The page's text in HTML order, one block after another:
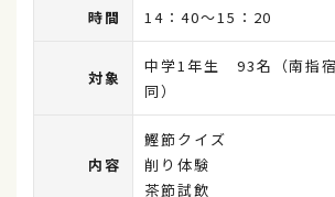
時間 14：40～15：20
対象
中学1年生 93名（南指
同）
内容
鰹節クイズ
削り体験
茶節試飲